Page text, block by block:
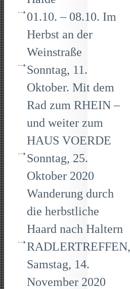
01.10. – 08.10. Im
Herbst an der
Weinstraße
Sonntag, 11.
Oktober. Mit dem
Rad zum RHEIN –
und weiter zum
HAUS VOERDE
Sonntag, 25.
Oktober 2020
Wanderung durch
die herbstliche
Haard nach Haltern
RADLERTREFFEN,
Samstag, 14.
November 2020